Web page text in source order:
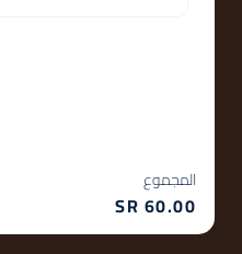
المجموع
60.00